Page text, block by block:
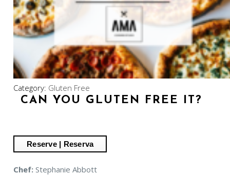
Category: Gluten Free
CAN YOU GLUTEN FREE IT?
Chef: Stephanie Abbott